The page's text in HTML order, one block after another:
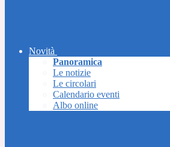
Novità
Panoramica
Le notizie
Le circolari
Calendario eventi
Albo online